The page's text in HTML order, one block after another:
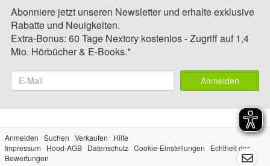
Abonniere jetzt unseren Newsletter und erhalte exklusive
Rabatte und Neuigkeiten.
Extra-Bonus: 60 Tage Nextory kostenlos - Zugriff auf 1,4
Mio. Hörbücher & E-Books.*
Anmelden
Anmelden Suchen Verkaufen
Hilfe
Impressum
Hood-AGB Datenschutz Cookie-Einstellungen
Echtheit der
Bewertungen